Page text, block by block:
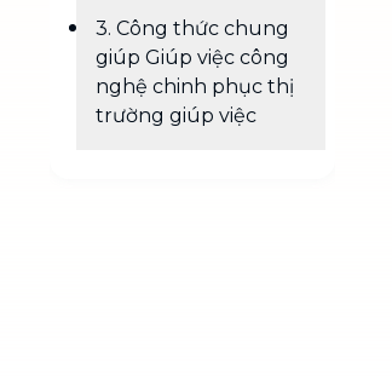
3. Công thức chung
giúp Giúp việc công
nghệ chinh phục thị
trường giúp việc